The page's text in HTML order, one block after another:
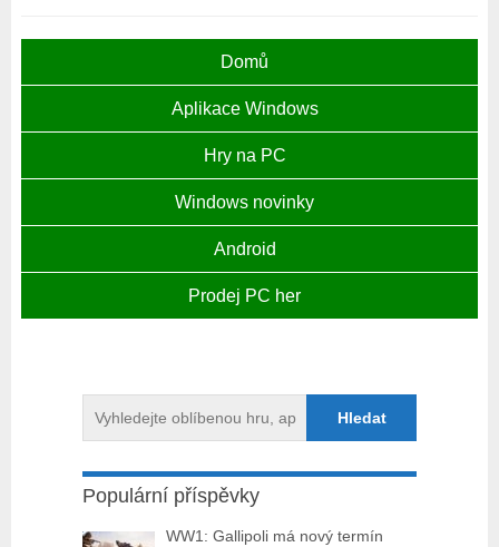
Domů
Aplikace Windows
Hry na PC
Windows novinky
Android
Prodej PC her
Populární příspěvky
WW1: Gallipoli má nový termín